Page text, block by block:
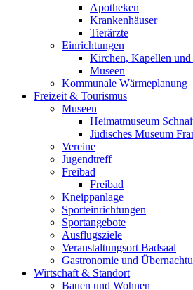
Apotheken
Krankenhäuser
Tierärzte
Einrichtungen
Kirchen, Kapellen und
Museen
Kommunale Wärmeplanung
Freizeit & Tourismus
Museen
Heimatmuseum
Jüdisches Museum
Vereine
Jugendtreff
Freibad
Freibad
Kneippanlage
Sporteinrichtungen
Sportangebote
Ausflugsziele
Veranstaltungsort Badsaal
Gastronomie und
Wirtschaft & Standort
Bauen und Wohnen